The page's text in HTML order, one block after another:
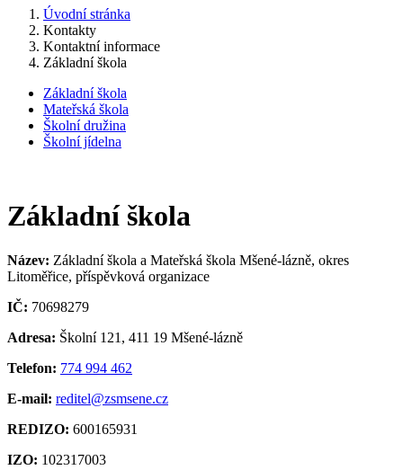
Úvodní stránka
Kontakty
Kontaktní informace
Základní škola
Základní škola
Mateřská škola
Školní družina
Školní jídelna
Základní škola
Název: Základní škola a Mateřská škola Mšené-lázně, okres
Litoměřice, příspěvková organizace
IČ: 70698279
Adresa: Školní 121, 411 19 Mšené-lázně
Telefon: 774 994 462
E-mail: reditel@zsmsene.cz
REDIZO: 600165931
IZO: 102317003